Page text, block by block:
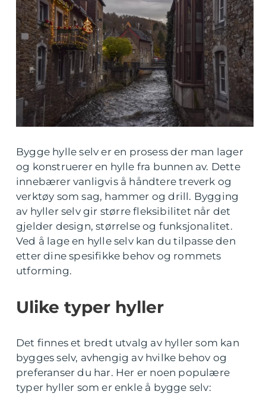
Bygge hylle selv er en prosess der man lager
og konstruerer en hylle fra bunnen av. Dette
innebærer vanligvis å håndtere treverk og
verktøy som sag, hammer og drill. Bygging
av hyller selv gir større fleksibilitet når det
gjelder design, størrelse og funksjonalitet.
Ved å lage en hylle selv kan du tilpasse den
etter dine spesifikke behov og rommets
utforming.
Ulike typer hyller
Det finnes et bredt utvalg av hyller som kan
bygges selv, avhengig av hvilke behov og
preferanser du har. Her er noen populære
typer hyller som er enkle å bygge selv: